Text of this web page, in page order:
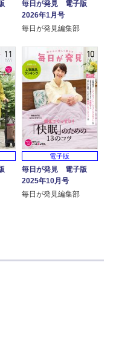
毎日が発見 電子版
2026年1月号
毎日が発見編集部
電子版
毎日が発見 電子版
2025年10月号
毎日が発見編集部